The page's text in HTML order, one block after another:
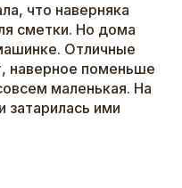
что наверняка
сметки. Но дома
Отличные
наверное поменьше
маленькая. На
затарилась ими